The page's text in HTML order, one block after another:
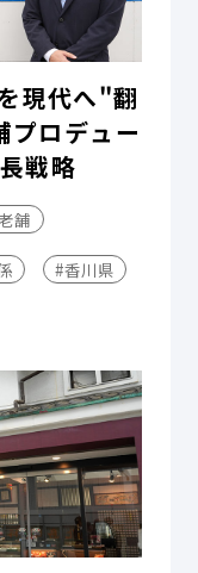
現代へ"翻
プロデュー
戦略
舗
#香川県